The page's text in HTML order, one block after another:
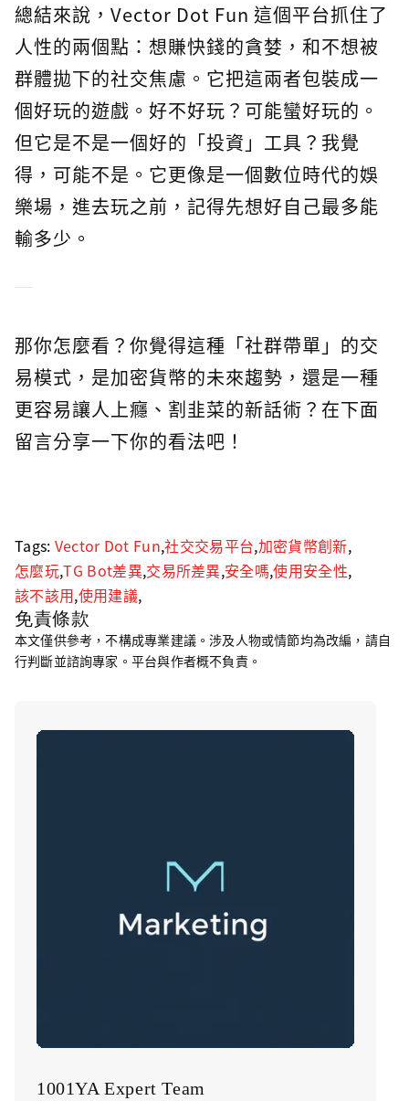
總結來說，Vector Dot Fun 這個平台抓住了
人性的兩個點：想賺快錢的貪婪，和不想被
群體拋下的社交焦慮。它把這兩者包裝成一
個好玩的遊戲。好不好玩？可能蠻好玩的。
但它是不是一個好的「投資」工具？我覺
得，可能不是。它更像是一個數位時代的娛
樂場，進去玩之前，記得先想好自己最多能
輸多少。
那你怎麼看？你覺得這種「社群帶單」的交
易模式，是加密貨幣的未來趨勢，還是一種
更容易讓人上癮、割韭菜的新話術？在下面
留言分享一下你的看法吧！
Tags: Vector Dot Fun,社交交易平台,加密貨幣創新,
怎麼玩,TG Bot差異,交易所差異,安全嗎,使用安全性,
該不該用,使用建議,
免責條款
本文僅供參考，不構成專業建議。涉及人物或情節均為改編，請自
行判斷並諮詢專家。平台與作者概不負責。
1001YA Expert Team